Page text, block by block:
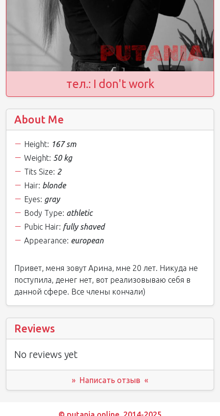
тел.: I don't work
About Me
Height: 167 sm
Weight: 50 kg
Tits Size: 2
Hair: blonde
Eyes: gray
Body Type: athletic
Pubic Hair: fully shaved
Appearance: european
Привет, меня зовут Арина, мне 20 лет. Никуда не
поступила, денег нет, вот реализовываю себя в
данной сфере. Все члены кончали)
Reviews
No reviews yet
» Написать отзыв «